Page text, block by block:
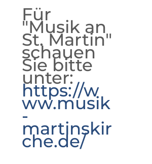
Für
"Musik an
St. Martin"
schauen
Sie bitte
unter:
https://w
ww.musik
-
martinskir
che.de/